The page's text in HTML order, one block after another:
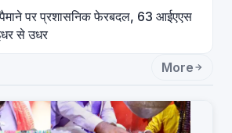
पैमाने पर प्रशासनिक फेरबदल, 63 आईएएस
से उधर
More